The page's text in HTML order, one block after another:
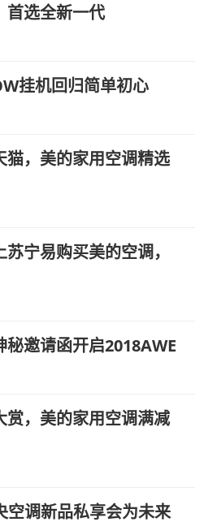
首选全新一代
挂机回归简单初心
猫，美的家用空调精选
宁易购买美的空调，
邀请函开启2018AWE
赏，美的家用空调满减
调新品私享会为未来